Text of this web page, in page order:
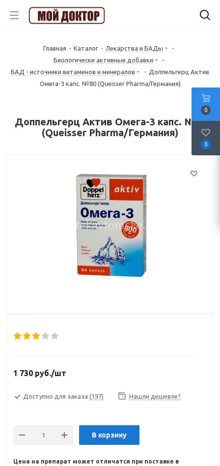
Главная - Каталог - Лекарства и БАДы
-
Биологически активные добавки
-
БАД - источники витаминов и минералов
- Доппельгерц Актив
Омега-3 капс. №80 (Queisser Pharma/Германия)
Доппельгерц Актив Омега-3 капс. №80
(Queisser Pharma/Германия)
1 730 руб./шт
Доступно для заказа (197) Нашли дешевле?
В корзину
Цена на препарат может отличатся при поставке в
0
0